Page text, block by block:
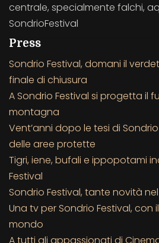
centrale, specialmente falchi,
SondrioFestival
Press
Sondrio Festival, domani il
finale di chiusura
A Sondrio Festival si progetta il
montagna
Vent’anni dopo le tesi di
delle aree protette
Tigri, iene, bufali e ippopotami
Festival
Sondrio Festival, tante novità
Una tv per Sondrio Festival, con
mondo